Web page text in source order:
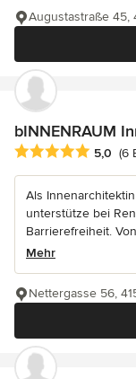
Augustastraße 45,
bINNENRAUM
Durchschnittliche
5,0 (6
Als
unterstütze bei
Barrierefreiheit.
Mehr
Nettergasse 56,